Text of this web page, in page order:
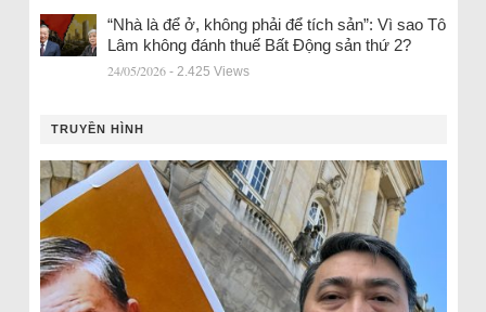
“Nhà là để ở, không phải để tích sản”: Vì sao Tô
Lâm không đánh thuế Bất Động sản thứ 2?
24/05/2026 - 2.425 Views
TRUYỀN HÌNH